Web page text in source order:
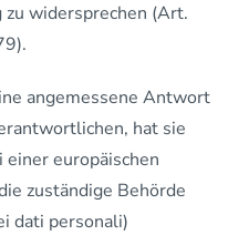
widersprechen (Art.
angemessene Antwort
hat sie
einer europäischen
zuständige Behörde
dati personali)